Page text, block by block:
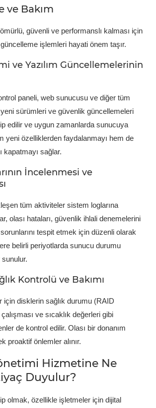
ve Bakım
güvenli ve performanslı kalması için
işlemleri hayati önem taşır.
ve Yazılım Güncellemelerinin
paneli, web sunucusu ve diğer tüm
yeni sürümleri ve güvenlik güncellemeleri
edilir ve uygun zamanlarda sunucuya
yeni özelliklerden faydalanmayı hem de
kapatmayı sağlar.
İncelenmesi ve
tüm aktiviteler sistem loglarına
olası hataları, güvenlik ihlali denemelerini
tespit etmek için düzenli olarak
belirli periyotlarda sunucu durumu
sunulur.
Kontrolü ve Bakımı
için disklerin sağlık durumu (RAID
ve sıcaklık değerleri gibi
de kontrol edilir. Olası bir donanım
proaktif önlemler alınır.
Hizmetine Ne
Duyulur?
olmak, özellikle işletmeler için dijital